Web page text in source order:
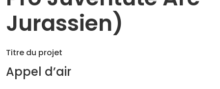
Jurassien)
Titre du projet
Appel d’air